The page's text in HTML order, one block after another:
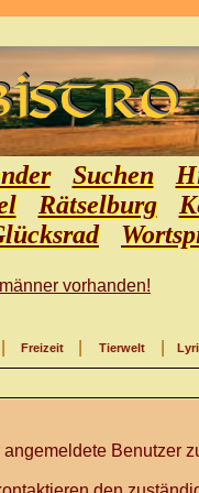
Suchen
Rätselburg
vorhanden!
Freizeit Tierwelt
Benutzer